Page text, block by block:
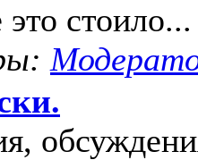
это стоило...